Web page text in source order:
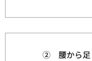
② 腰から足